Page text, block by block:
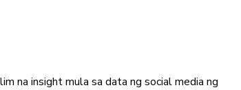
na insight mula sa data ng social media ng